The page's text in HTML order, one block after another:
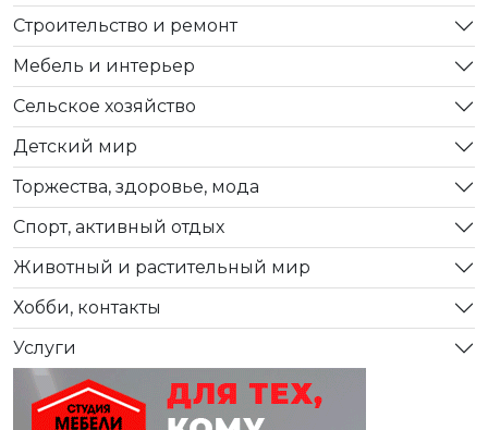
Строительство и ремонт
Мебель и интерьер
Сельское хозяйство
Детский мир
Торжества, здоровье, мода
Спорт, активный отдых
Животный и растительный мир
Хобби, контакты
Услуги